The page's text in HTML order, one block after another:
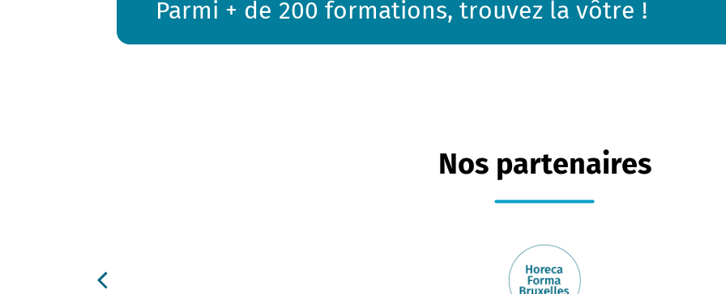
Parmi + de 200 formations, trouvez la vôtre !
Nos partenaires